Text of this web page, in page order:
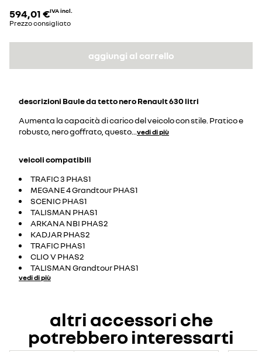
594,01 €IVA incl.
Prezzo consigliato
aggiungi al carrello
descrizioni Baule da tetto nero Renault 630 litri
Aumenta la capacità di carico del veicolo con stile. Pratico e
robusto, nero goffrato, questo vedi di più
veicoli compatibili
TRAFIC 3 PHAS1
MEGANE 4 Grandtour PHAS1
SCENIC PHAS1
TALISMAN PHAS1
ARKANA NBI PHAS2
KADJAR PHAS2
TRAFIC PHAS1
CLIO V PHAS2
TALISMAN Grandtour PHAS1
vedi di più
altri accessori che
potrebbero interessarti